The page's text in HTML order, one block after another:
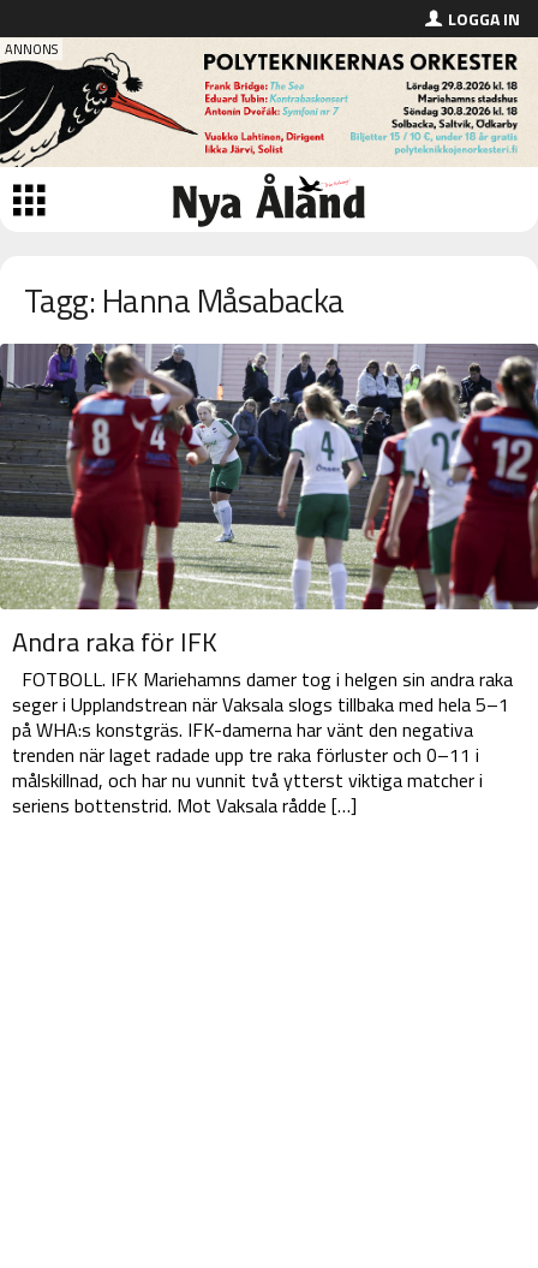
LOGGA IN
Tagg: Hanna Måsabacka
Andra raka för IFK
FOTBOLL. IFK Mariehamns damer tog i helgen sin andra raka
seger i Upplandstrean när Vaksala slogs tillbaka med hela 5–1
på WHA:s konstgräs. IFK-damerna har vänt den negativa
trenden när laget radade upp tre raka förluster och 0–11 i
målskillnad, och har nu vunnit två ytterst viktiga matcher i
seriens bottenstrid. Mot Vaksala rådde […]